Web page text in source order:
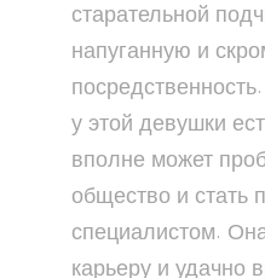
старательной
напуганную и
у этой девушки
вполне может
общество и
специалистом.
карьеру и удачно